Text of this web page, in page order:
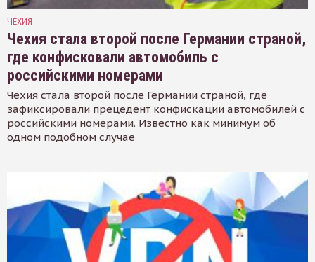
ЧЕХИЯ
Чехия стала второй после Германии страной,
где конфисковали автомобиль с
российскими номерами
Чехия стала второй после Германии страной, где
зафиксировали прецедент конфискации автомобилей с
российскими номерами. Известно как минимум об
одном подобном случае